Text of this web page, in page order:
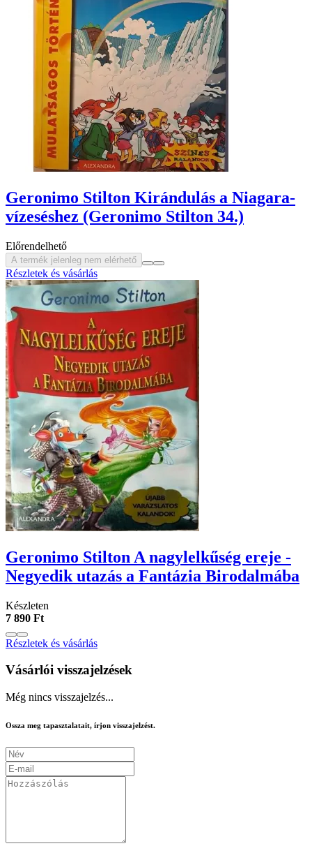
Geronimo Stilton Kirándulás a Niagara-
vízeséshez (Geronimo Stilton 34.)
Előrendelhető
A termék jelenleg nem elérhető
Részletek és vásárlás
Geronimo Stilton A nagylelkűség ereje -
Negyedik utazás a Fantázia Birodalmába
Készleten
7 890 Ft
Részletek és vásárlás
Vásárlói visszajelzések
Még nincs visszajelzés...
Ossza meg tapasztalatait, írjon visszajelzést.